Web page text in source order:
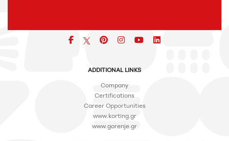
Facebookpinterest
iconiconicon
ADDITIONAL LINKS
Company
Certifications
Career Opportunities
www.korting.gr
www.gorenje.gr